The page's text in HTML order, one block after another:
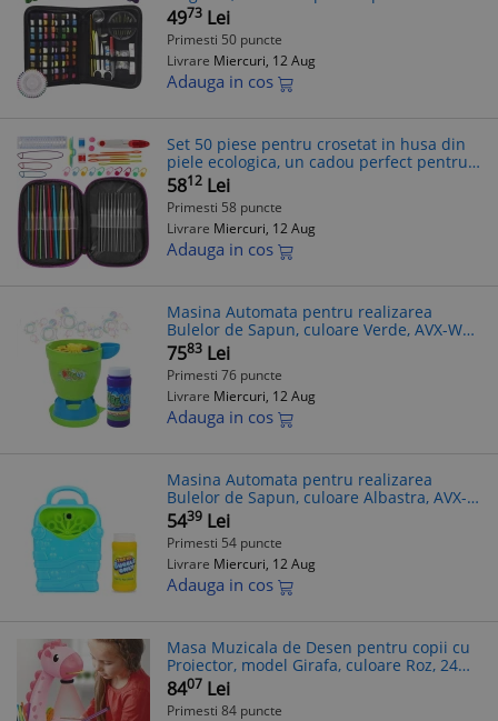
pasionatii de croitorie FAVLine Selection
4973 Lei
Primesti 50 puncte
Livrare Miercuri, 12 Aug
Adauga in cos
Set 50 piese pentru crosetat in husa din
piele ecologica, un cadou perfect pentru
pasionatii de crosetat sau broderie
FAVLine Selection
5812 Lei
Primesti 58 puncte
Livrare Miercuri, 12 Aug
Adauga in cos
Masina Automata pentru realizarea
Bulelor de Sapun, culoare Verde, AVX-WT-
GREEN-V03 FAVLine Selection
7583 Lei
Primesti 76 puncte
Livrare Miercuri, 12 Aug
Adauga in cos
Masina Automata pentru realizarea
Bulelor de Sapun, culoare Albastra, AVX-
WT-BLUE-V02 FAVLine Selection
5439 Lei
Primesti 54 puncte
Livrare Miercuri, 12 Aug
Adauga in cos
Masa Muzicala de Desen pentru copii cu
Proiector, model Girafa, culoare Roz, 24
imagini, AVX-WT-222-2-PINK-GIRAFFE
FAVLine Selection
8407 Lei
Primesti 84 puncte